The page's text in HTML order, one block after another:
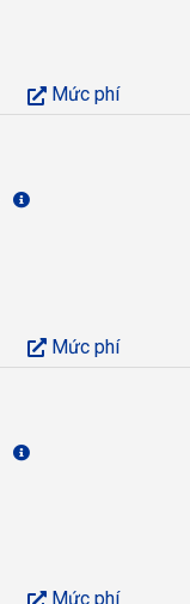
Mức phí
Mức phí
Mức phí